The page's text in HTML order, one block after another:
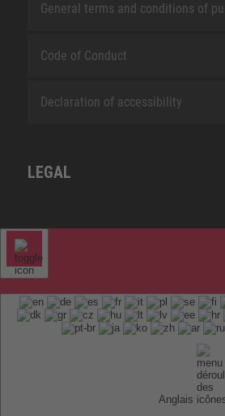
General terms and conditions of
Code of Conduct
Declaration of accessibility
LEGAL
Anglais